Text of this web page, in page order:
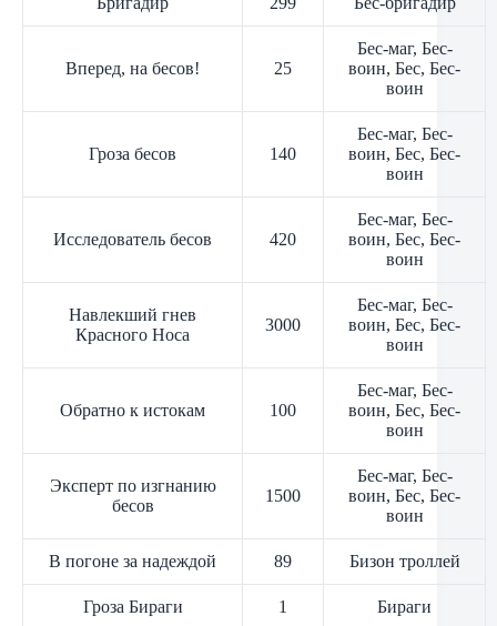
Вперед, на бесов! 25
Бес-маг, Бес-
воин, Бес, Бес-
воин
Гроза бесов 140
Бес-маг, Бес-
воин, Бес, Бес-
воин
Исследователь бесов 420
Бес-маг, Бес-
воин, Бес, Бес-
воин
Навлекший гнев
Красного Носа
3000
Бес-маг, Бес-
воин, Бес, Бес-
воин
Обратно к истокам 100
Бес-маг, Бес-
воин, Бес, Бес-
воин
Эксперт по изгнанию
бесов
1500
Бес-маг, Бес-
воин, Бес, Бес-
воин
В погоне за надеждой 89 Бизон троллей
Гроза Бираги 1 Бираги